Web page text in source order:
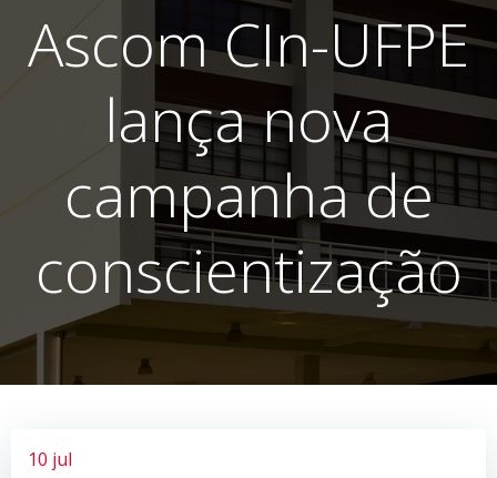
Ascom CIn-UFPE
lança nova
campanha de
conscientização
10 jul